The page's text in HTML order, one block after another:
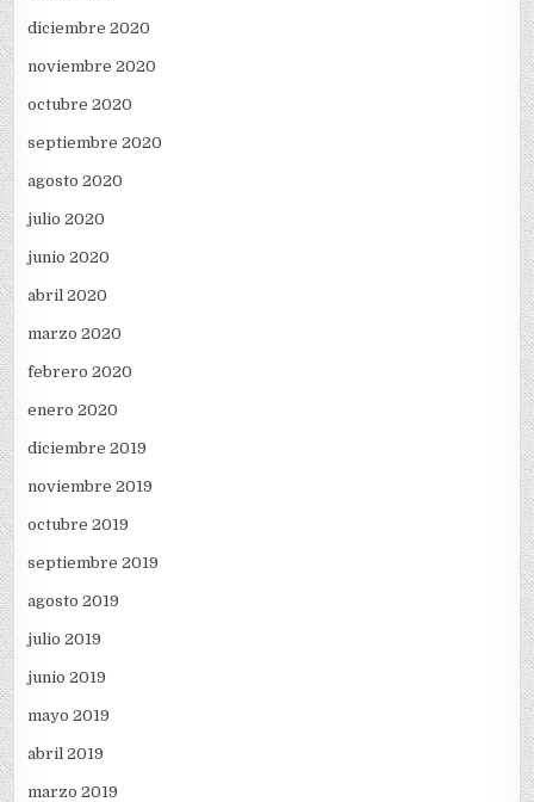
diciembre 2020
noviembre 2020
octubre 2020
septiembre 2020
agosto 2020
julio 2020
junio 2020
abril 2020
marzo 2020
febrero 2020
enero 2020
diciembre 2019
noviembre 2019
octubre 2019
septiembre 2019
agosto 2019
julio 2019
junio 2019
mayo 2019
abril 2019
marzo 2019